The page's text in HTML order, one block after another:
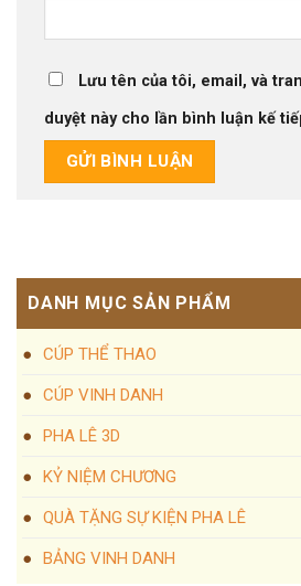
Lưu tên của tôi, email, và
duyệt này cho lần bình luận kế
DANH MỤC SẢN PHẨM
CÚP THỂ THAO
CÚP VINH DANH
PHA LÊ 3D
KỶ NIỆM CHƯƠNG
QUÀ TẶNG SỰ KIỆN PHA LÊ
BẢNG VINH DANH